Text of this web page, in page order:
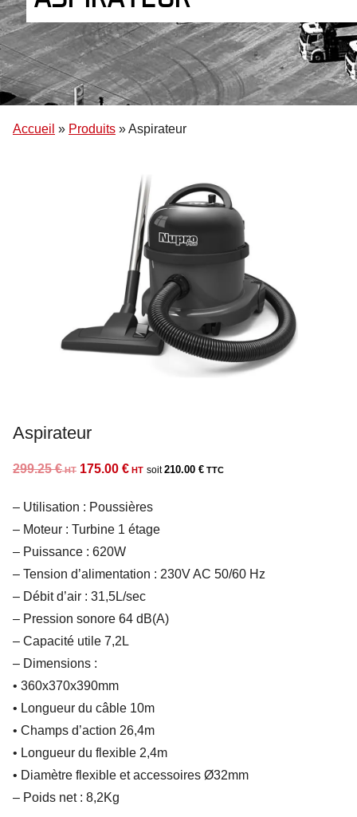
Accueil » Produits »Aspirateur
Aspirateur
299.25€
Le
initial
était :
299.25 €.
175.00 €
Le
actuel
est :
210.00 €
– Utilisation : Poussières
– Moteur : Turbine 1 étage
– Puissance : 620W
– Tension d’alimentation : 230V AC 50/60 Hz
– Débit d’air : 31,5L/sec
– Pression sonore 64 dB(A)
– Capacité utile 7,2L
– Dimensions :
• 360x370x390mm
• Longueur du câble 10m
• Champs d’action 26,4m
• Longueur du flexible 2,4m
• Diamètre flexible et accessoires Ø32mm
– Poids net : 8,2Kg